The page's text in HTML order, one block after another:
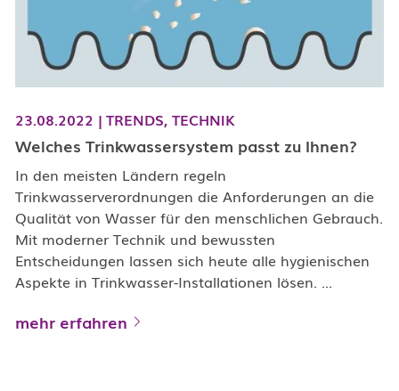
23.08.2022 | TRENDS,TECHNIK
Welches Trinkwassersystem passt zu Ihnen?
In den meisten Ländern regeln
Trinkwasserverordnungen die Anforderungen an die
Qualität von Wasser für den menschlichen Gebrauch.
Mit moderner Technik und bewussten
Entscheidungen lassen sich heute alle hygienischen
Aspekte in Trinkwasser-Installationen lösen. ...
mehr erfahren